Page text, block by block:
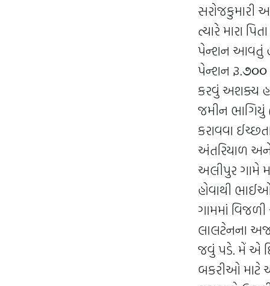
સરોજકુમારી
ત્યારે મારા
પેન્શન આવતું
પેન્શન રૂ.૭૦૦
કરવું અશક્ય
જમીન ભાગિયું
કરાવવા
અંતરિયાળ અને
અલીપુર ગામે
હોવાથી
ગામમાં
લાલટેનના
જવું પડે. મેં એ
બકરીઓ માટે